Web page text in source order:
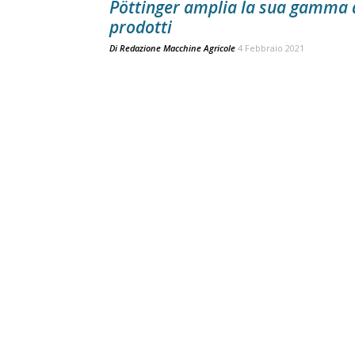
Pöttinger amplia la sua gamma
prodotti
Di Redazione Macchine Agricole 4 Febbraio 2021